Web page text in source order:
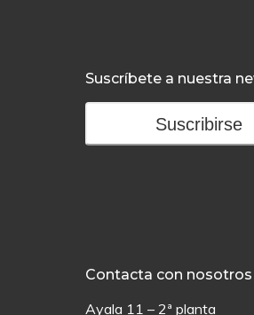
Suscríbete a nuestra
Suscribirse
Contacta con nosotros
Ayala 11 – 2ª planta